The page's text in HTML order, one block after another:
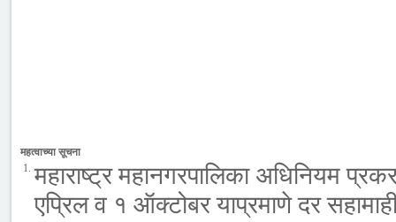
महत्वाच्या सूचना
1.
महाराष्ट्र महानगरपालिका अधिनियम
एप्रिल व १ ऑक्टोबर याप्रमाणे दर